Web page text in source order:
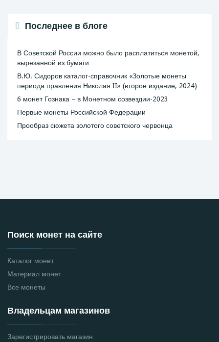
Последнее в блоге
В Советской России можно было расплатиться монетой,
вырезанной из бумаги
В.Ю. Сидоров каталог-справочник «Золотые монеты
периода правления Николая II» (второе издание, 2024)
6 монет Гознака – в Монетном созвездии-2023
Первые монеты Российской Федерации
Прообраз сюжета золотого советского червонца
Поиск монет на сайте
Каталог монет
Материал монет
Все монеты
Владельцам магазинов
Зарегистрировать магазин